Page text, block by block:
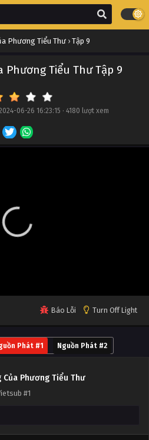
Phương Tiểu Thư › Tập 9
Phương Tiểu Thư Tập 9
06-26 16:23:15 · 4180 lượt xem
Báo Lỗi Turn Off Light
Phát #1 Nguồn Phát #2
Của Phương Tiểu Thư
#1
Của Phương Tiểu Thư Tập 19
Của Phương Tiểu Thư Tập 18
Của Phương Tiểu Thư Tập 15
Của Phương Tiểu Thư Tập 13
Của Phương Tiểu Thư Tập 12